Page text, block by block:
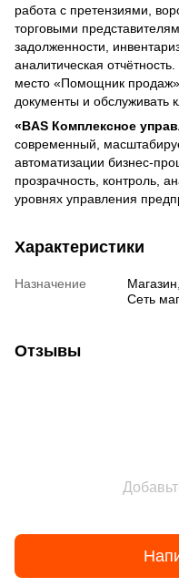
работа с претензиями,
торговыми
задолженности,
аналитическая
место «Помощник
документы и обслуживать
«BAS Комплексное
современный,
автоматизации бизнес-
прозрачность, контроль,
уровнях управления
Характеристики
Назначение
Сеть
Отзывы